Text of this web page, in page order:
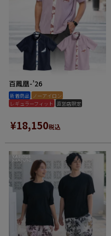
百鳳凰-’26
新着商品 ノーアイロン
レギュラーフィット 直営店限定
¥18,150税込